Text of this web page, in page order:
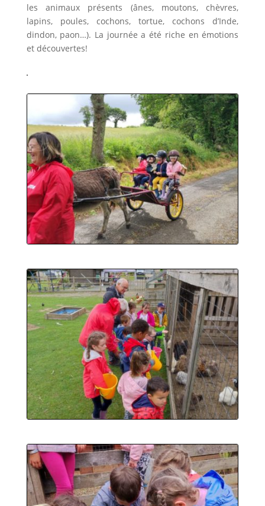
les animaux présents (ânes, moutons, chèvres,
lapins, poules, cochons, tortue, cochons d’Inde,
dindon, paon…). La journée a été riche en émotions
et découvertes!